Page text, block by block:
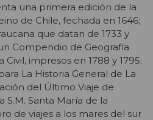
una primera edición de la
de Chile, fechada en 1646;
que datan de 1733 y
Compendio de Geografía
impresos en 1788 y 1795;
La Historia General de La
del Último Viaje de
S.M. Santa María de la
de viajes a los mares del sur